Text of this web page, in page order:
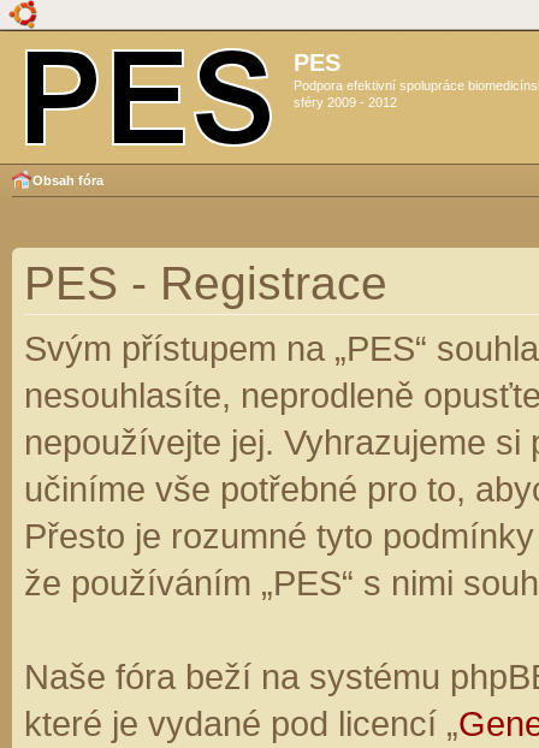
PES
Podpora efektivní spolupráce
sféry 2009 - 2012
Obsah fóra
PES - Registrace
Svým přístupem na „PES“
nesouhlasíte, neprodleně
nepoužívejte jej. Vyhrazujeme
učiníme vše potřebné pro to,
Přesto je rozumné tyto
že používáním „PES“ s nimi
Naše fóra beží na systému
které je vydané pod licencí „